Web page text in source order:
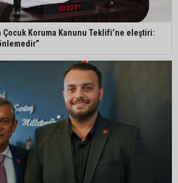
Adanalı araştırmacı Burhan Eptemli CHP’de
başkan yardımcısı oldu
Adana’da birlikte yaşadığı erkeğin şiddetine
maruz kalan kadın yardım istedi
Adana’da özel bir sergi: “Damla’nın Fırçası”
sanatseverlerle buluştu
Çocuk Koruma Kanunu Teklifi’ne eleştiri: